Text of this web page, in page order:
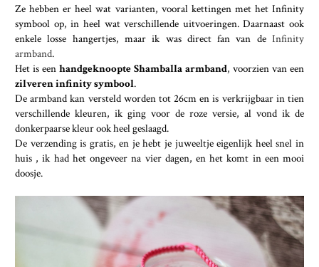
Ze hebben er heel wat varianten, vooral kettingen met het Infinity
symbool op, in heel wat verschillende uitvoeringen. Daarnaast ook
enkele losse hangertjes, maar ik was direct fan van de Infinity
armband.
Het is een handgeknoopte Shamballa armband, voorzien van een
zilveren infinity symbool.
De armband kan versteld worden tot 26cm en is verkrijgbaar in tien
verschillende kleuren, ik ging voor de roze versie, al vond ik de
donkerpaarse kleur ook heel geslaagd.
De verzending is gratis, en je hebt je juweeltje eigenlijk heel snel in
huis , ik had het ongeveer na vier dagen, en het komt in een mooi
doosje.